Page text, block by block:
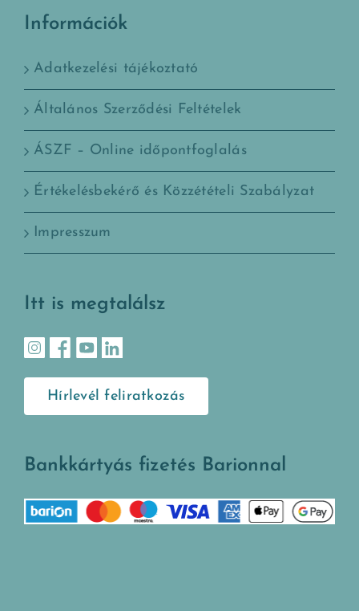
Információk
Adatkezelési tájékoztató
Általános Szerződési Feltételek
ÁSZF – Online időpontfoglalás
Értékelésbekérő és Közzétételi Szabályzat
Impresszum
Itt is megtalálsz
Hírlevél feliratkozás
Bankkártyás fizetés Barionnal